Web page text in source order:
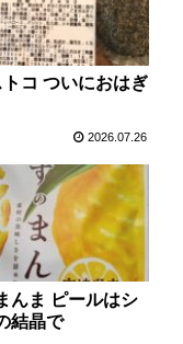
コ ついにおはぎ
2026.07.26
んま ピールはシ
結晶で